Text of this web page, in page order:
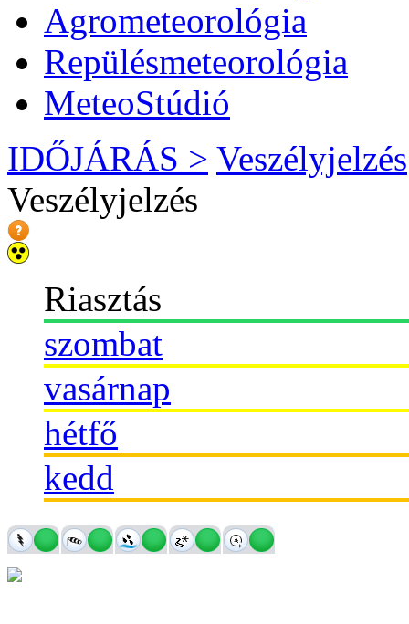
Agrometeorológia
Repülésmeteorológia
MeteoStúdió
IDŐJÁRÁS > Veszélyjelzés
Veszélyjelzés
Riasztás
szombat
vasárnap
hétfő
kedd